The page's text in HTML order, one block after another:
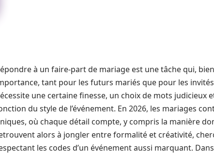
à un faire-part de mariage est une tâche qui,
tant pour les futurs mariés que pour les
une certaine finesse, un choix de mots judicieux
du style de l’événement. En 2026, les mariages
où chaque détail compte, y compris la manière
alors à jongler entre formalité et créativité,
les codes d’un événement aussi marquant.